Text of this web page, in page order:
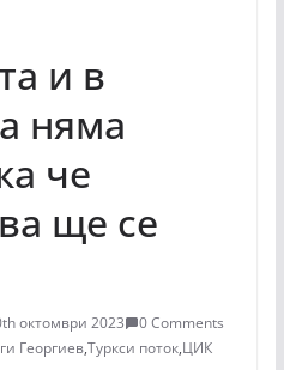
и в
няма
че
ще се
октомври 2023
0 Comments
Георгиев,Туркси поток,ЦИК